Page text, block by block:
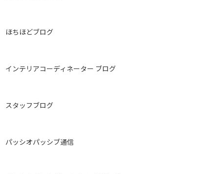
ほちほどブログ
インテリアコーディネーター ブログ
スタッフブログ
パッシオパッシブ通信